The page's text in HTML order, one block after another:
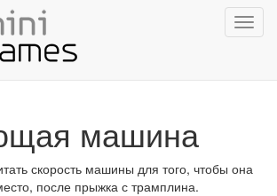
машина
скорость машины для того, чтобы она
после прыжка с трамплина.